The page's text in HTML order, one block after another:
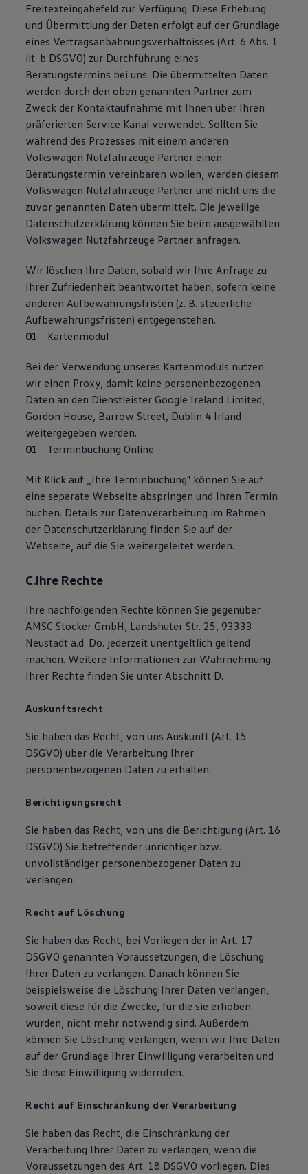
Freitexteingabefeld zur Verfügung. Diese Erhebung
und Übermittlung der Daten erfolgt auf der Grundlage
eines Vertragsanbahnungsverhältnisses (Art. 6 Abs. 1
lit. b DSGVO) zur Durchführung eines
Beratungstermins bei uns. Die übermittelten Daten
werden durch den oben genannten Partner zum
Zweck der Kontaktaufnahme mit Ihnen über Ihren
präferierten Service Kanal verwendet. Sollten Sie
während des Prozesses mit einem anderen
Volkswagen Nutzfahrzeuge Partner einen
Beratungstermin vereinbaren wollen, werden diesem
Volkswagen Nutzfahrzeuge Partner und nicht uns die
zuvor genannten Daten übermittelt. Die jeweilige
Datenschutzerklärung können Sie beim ausgewählten
Volkswagen Nutzfahrzeuge Partner anfragen.
Wir löschen Ihre Daten, sobald wir Ihre Anfrage zu
Ihrer Zufriedenheit beantwortet haben, sofern keine
anderen Aufbewahrungsfristen (z. B. steuerliche
Aufbewahrungsfristen) entgegenstehen.
Kartenmodul
Bei der Verwendung unseres Kartenmoduls nutzen
wir einen Proxy, damit keine personenbezogenen
Daten an den Dienstleister Google Ireland Limited,
Gordon House, Barrow Street, Dublin 4 Irland
weitergegeben werden.
Terminbuchung Online
Mit Klick auf „Ihre Terminbuchung" können Sie auf
eine separate Webseite abspringen und Ihren Termin
buchen. Details zur Datenverarbeitung im Rahmen
der Datenschutzerklärung finden Sie auf der
Webseite, auf die Sie weitergeleitet werden.
C.Ihre Rechte
Ihre nachfolgenden Rechte können Sie gegenüber
AMSC Stocker GmbH, Landshuter Str. 25, 93333
Neustadt a.d. Do. jederzeit unentgeltlich geltend
machen. Weitere Informationen zur Wahrnehmung
Ihrer Rechte finden Sie unter Abschnitt D.
Auskunftsrecht
Sie haben das Recht, von uns Auskunft (Art. 15
DSGVO) über die Verarbeitung Ihrer
personenbezogenen Daten zu erhalten.
Berichtigungsrecht
Sie haben das Recht, von uns die Berichtigung (Art. 16
DSGVO) Sie betreffender unrichtiger bzw.
unvollständiger personenbezogener Daten zu
verlangen.
Recht auf Löschung
Sie haben das Recht, bei Vorliegen der in Art. 17
DSGVO genannten Voraussetzungen, die Löschung
Ihrer Daten zu verlangen. Danach können Sie
beispielsweise die Löschung Ihrer Daten verlangen,
soweit diese für die Zwecke, für die sie erhoben
wurden, nicht mehr notwendig sind. Außerdem
können Sie Löschung verlangen, wenn wir Ihre Daten
auf der Grundlage Ihrer Einwilligung verarbeiten und
Sie diese Einwilligung widerrufen.
Recht auf Einschränkung der Verarbeitung
Sie haben das Recht, die Einschränkung der
Verarbeitung Ihrer Daten zu verlangen, wenn die
Voraussetzungen des Art. 18 DSGVO vorliegen. Dies